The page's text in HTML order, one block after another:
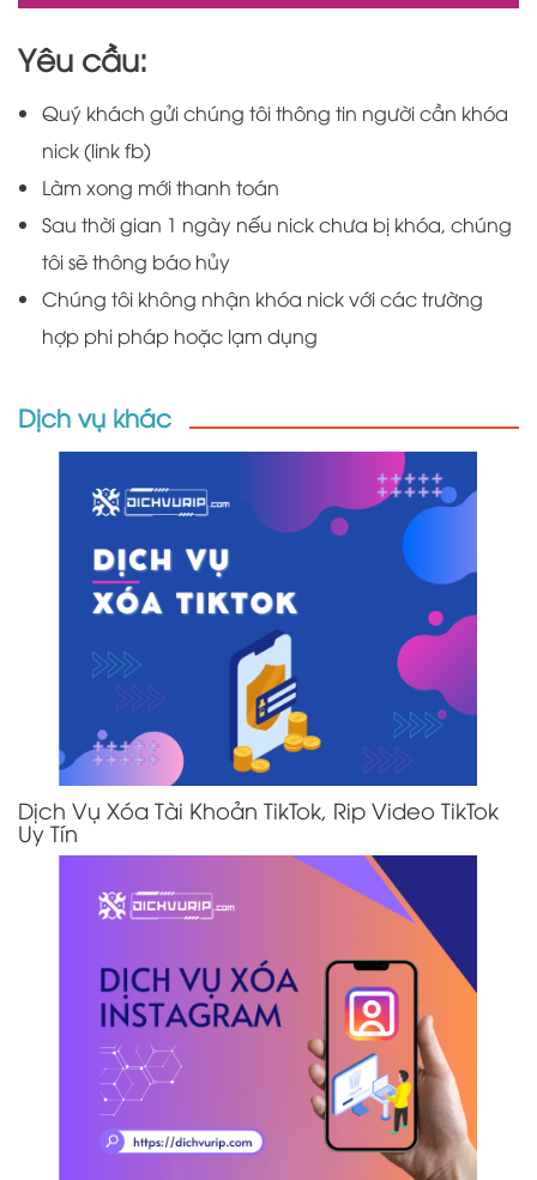
Yêu cầu:
Quý khách gửi chúng tôi thông tin người cần khóa
nick (link fb)
Làm xong mới thanh toán
Sau thời gian 1 ngày nếu nick chưa bị khóa, chúng
tôi sẽ thông báo hủy
Chúng tôi không nhận khóa nick với các trường
hợp phi pháp hoặc lạm dụng
Dịch vụ khác
Dịch Vụ Xóa Tài Khoản TikTok, Rip Video TikTok
Uy Tín